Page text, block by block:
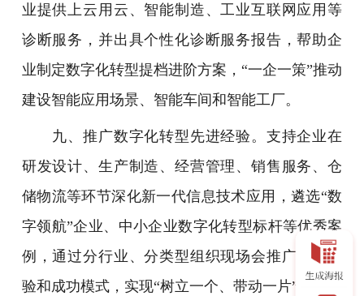
业提供上云用云、智能制造、工业互联网应用等
诊断服务，并出具个性化诊断服务报告，帮助企
业制定数字化转型提档进阶方案，“一企一策”推动
建设智能应用场景、智能车间和智能工厂。
九、推广数字化转型先进经验。支持企业在
研发设计、生产制造、经营管理、销售服务、仓
储物流等环节深化新一代信息技术应用，遴选“数
字领航”企业、中小企业数字化转型标杆等优秀案
例，通过分行业、分类型组织现场会推广先进经
验和成功模式，实现“树立一个、带动一片”的良好